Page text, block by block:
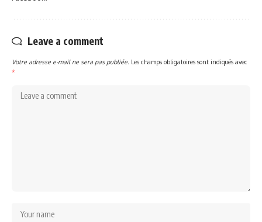
Leave a comment
Votre adresse e-mail ne sera pas publiée. Les champs obligatoires sont indiqués avec
*